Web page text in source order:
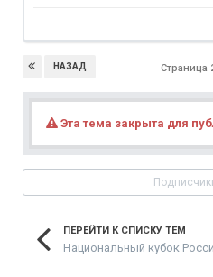
НАЗАД Страница
Эта тема закрыта для
ПЕРЕЙТИ К СПИСКУ ТЕМ
Национальный кубок